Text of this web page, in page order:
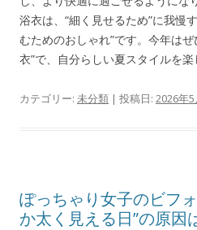
浴衣は、“細く見せるため”に我慢
むためのおしゃれ”です。今年は
衣”で、自分らしい夏スタイルを楽
カテゴリー: 未分類 | 投稿日: 2026年5
ぽっちゃり女子のビフ
か太く見える日”の原因